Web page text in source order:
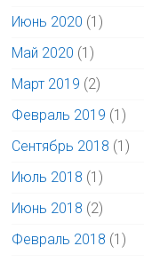
Июнь 2020 (1)
Май 2020 (1)
Март 2019 (2)
Февраль 2019 (1)
Сентябрь 2018 (1)
Июль 2018 (1)
Июнь 2018 (2)
Февраль 2018 (1)